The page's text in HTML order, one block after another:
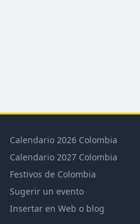
Calendario 2026 Colombia
Calendario 2027 Colombia
Festivos de Colombia
Sugerir un evento
Insertar en Web o blog